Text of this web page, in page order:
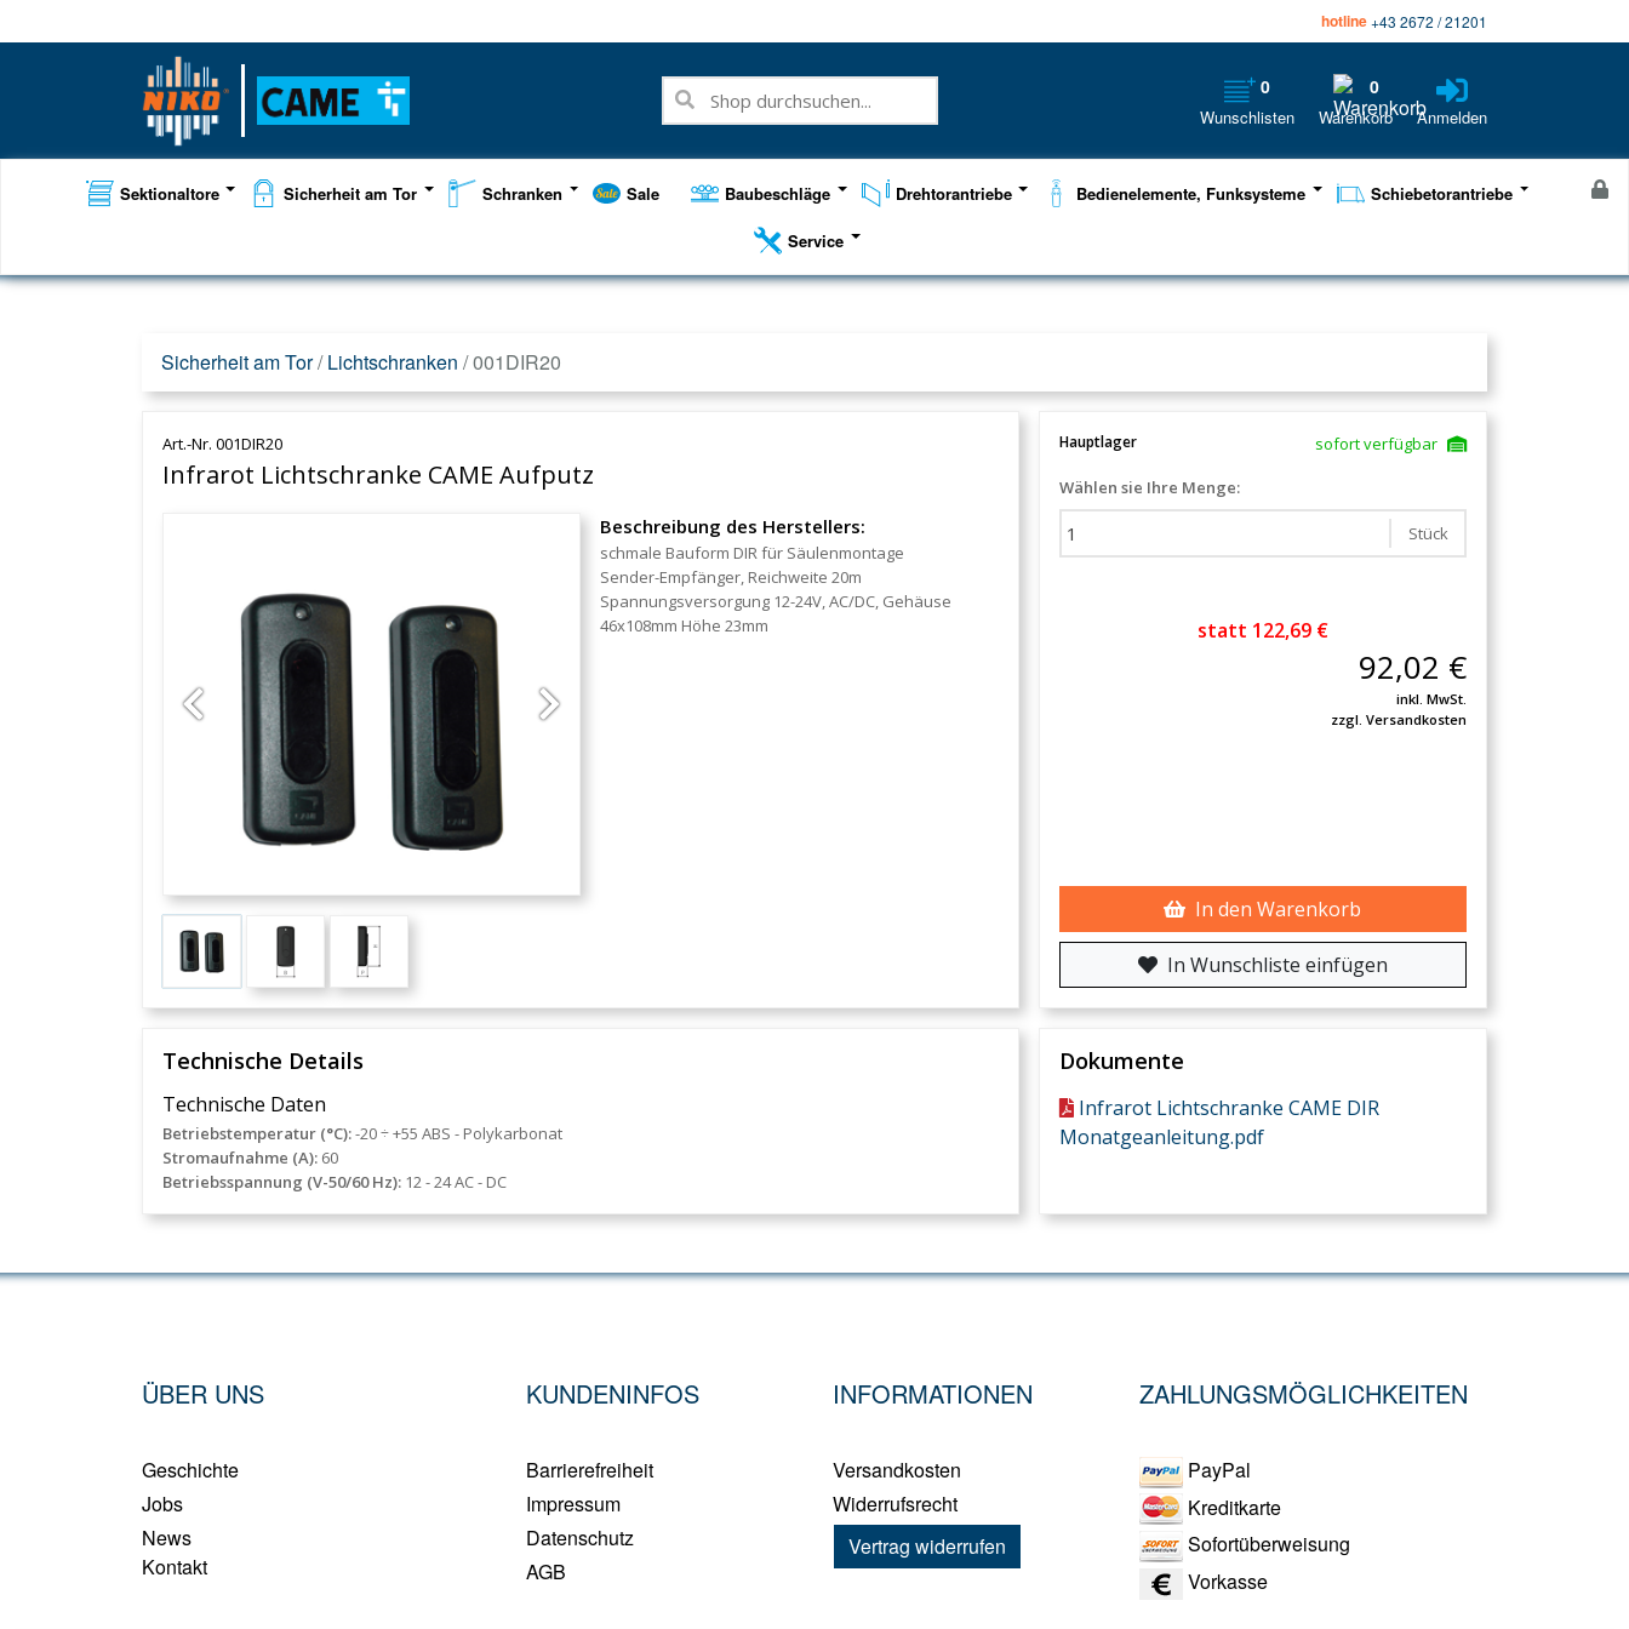
hotline+43 2672 / 21201
0
Wunschlisten
0
Warenkorb Anmelden
Sektionaltore Sicherheit am Tor Schranken Sale Baubeschläge Drehtorantriebe Bedienelemente, Funksysteme Schiebetorantriebe
Service
Sicherheit am Tor/Lichtschranken /001DIR20
Art.-Nr. 001DIR20
Infrarot Lichtschranke CAME Aufputz
Previous Next
Beschreibung des Herstellers:
schmale Bauform DIR für Säulenmontage
Sender-Empfänger, Reichweite 20m
Spannungsversorgung 12-24V, AC/DC, Gehäuse
46x108mm Höhe 23mm
Hauptlager
sofort verfügbar
Wählen sie Ihre Menge:
Stück
statt 122,69 €
92,02 €
inkl. MwSt.
zzgl. Versandkosten
In den Warenkorb
In Wunschliste einfügen
Technische Details
Technische Daten
Betriebstemperatur (°C):-20 ÷ +55 ABS - Polykarbonat
Stromaufnahme (A): 60
Betriebsspannung (V-50/60 Hz): 12 - 24 AC - DC
Dokumente
Infrarot Lichtschranke CAME DIR
Monatgeanleitung.pdf
ÜBER UNS
Geschichte
Jobs
News
Kontakt
KUNDENINFOS
Barrierefreiheit
Impressum
Datenschutz
AGB
INFORMATIONEN
Versandkosten
Widerrufsrecht
Vertrag widerrufen
ZAHLUNGSMÖGLICHKEITEN
PayPal
Kreditkarte
Sofortüberweisung
Vorkasse